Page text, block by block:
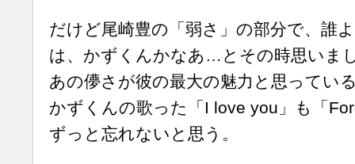
だけど尾崎豊の「弱さ」の部分で、誰
は、かずくんかなあ…とその時思いま
あの儚さが彼の最大の魅力と思ってい
かずくんの歌った「I love you」も「
ずっと忘れないと思う。